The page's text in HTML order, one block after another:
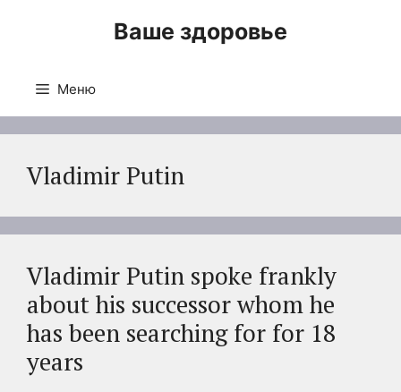
Ваше здоровье
Меню
Vladimir Putin
Vladimir Putin spoke frankly
about his successor whom he
has been searching for for 18
years